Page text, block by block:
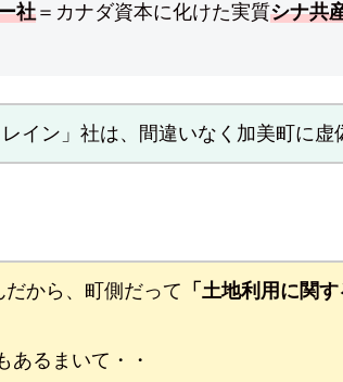
社 ＝カナダ資本に化けた実質シナ共
レイン」社は、間違いなく加美町に虚
だから、町側だって 「土地利用に関す
あるまいて・・